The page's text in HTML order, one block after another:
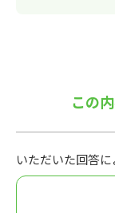
この
いただいた回答に